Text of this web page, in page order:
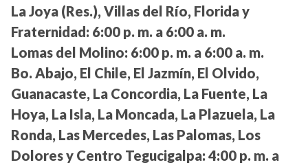
La Joya (Res.), Villas del Río, Florida y
Fraternidad: 6:00 p. m. a 6:00 a. m.
Lomas del Molino: 6:00 p. m. a 6:00 a. m.
Bo. Abajo, El Chile, El Jazmín, El Olvido,
Guanacaste, La Concordia, La Fuente, La
Hoya, La Isla, La Moncada, La Plazuela, La
Ronda, Las Mercedes, Las Palomas, Los
Dolores y Centro Tegucigalpa: 4:00 p. m. a